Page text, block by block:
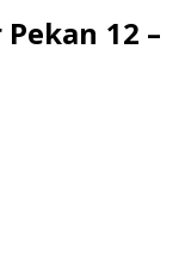
12 –